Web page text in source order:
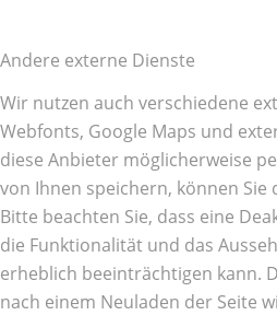
Andere externe Dienste
Wir nutzen auch verschiedene
Webfonts, Google Maps und
diese Anbieter möglicherweise
von Ihnen speichern, können Sie
Bitte beachten Sie, dass eine
die Funktionalität und das
erheblich beeinträchtigen kann.
nach einem Neuladen der Seite